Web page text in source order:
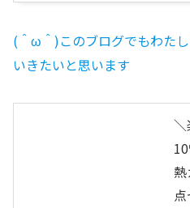
(＾ω＾)このブログでもわた
いきたいと思います
＼